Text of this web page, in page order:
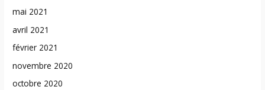
mai 2021
avril 2021
février 2021
novembre 2020
octobre 2020